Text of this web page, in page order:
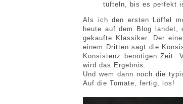
tüfteln, bis es perfekt
Als ich den ersten Löffel
heute auf dem Blog landet,
gekaufte Klassiker. Der
einem Dritten sagt die
Konsistenz benötigen Zeit.
wird das Ergebnis.
Und wem dann noch die
Auf die Tomate, fertig, los!